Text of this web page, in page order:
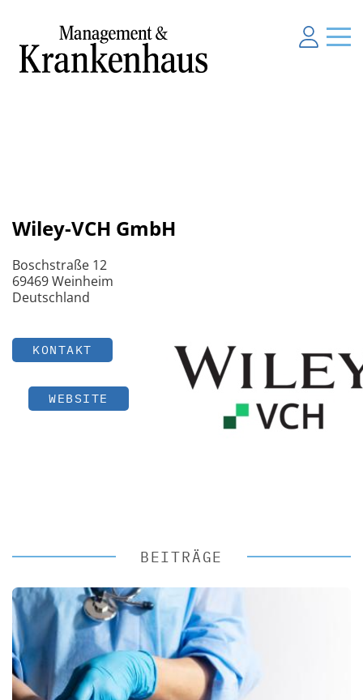
Wiley-VCH GmbH
Boschstraße 12
69469 Weinheim
Deutschland
KONTAKT
WEBSITE
BEITRÄGE